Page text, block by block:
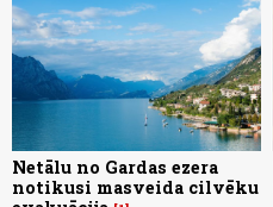
Netālu no Gardas ezera
notikusi masveida cilvēku